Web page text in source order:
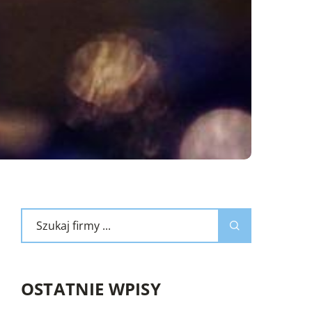
OSTATNIE WPISY